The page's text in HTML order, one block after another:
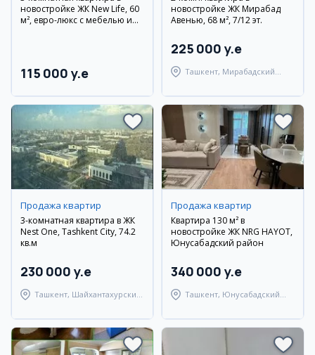
новостройке ЖК New Life, 60
м², евро-люкс с мебелью и
115 000 y.e
новостройке ЖК Мирабад
Авенью, 68 м², 7/12 эт.
225 000 y.e
Ташкент, Мирабадский
Продажа квартир
3-комнатная квартира в ЖК
Nest One, Tashkent City, 74.2
кв.м
230 000 y.e
Ташкент, Шайхантахурский
Продажа квартир
Квартира 130 м² в
новостройке ЖК NRG HAYOT,
Юнусабадский район
340 000 y.e
Ташкент, Юнусабадский